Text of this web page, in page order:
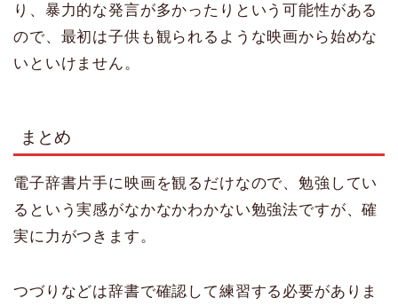
り、暴力的な発言が多かったりという可能性がある
ので、最初は子供も観られるような映画から始めな
いといけません。
まとめ
電子辞書片手に映画を観るだけなので、勉強してい
るという実感がなかなかわかない勉強法ですが、確
実に力がつきます。
つづりなどは辞書で確認して練習する必要がありま